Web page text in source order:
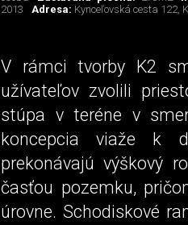
2013
Adresa: Kynceľovská cesta 122,
V rámci tvorby K2
užívateľov zvolili
stúpa v teréne v
koncepcia viaže k
prekonávajú výškový
časťou pozemku,
úrovne. Schodiskové